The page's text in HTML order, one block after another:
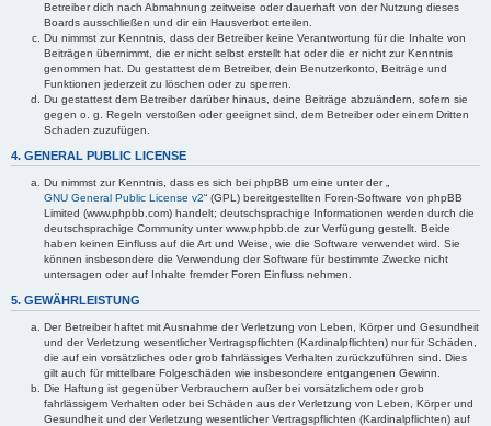
Betreiber dich nach Abmahnung zeitweise oder dauerhaft von der Nutzung dieses
Boards ausschließen und dir ein Hausverbot erteilen.
Du nimmst zur Kenntnis, dass der Betreiber keine Verantwortung für die Inhalte von
Beiträgen übernimmt, die er nicht selbst erstellt hat oder die er nicht zur Kenntnis
genommen hat. Du gestattest dem Betreiber, dein Benutzerkonto, Beiträge und
Funktionen jederzeit zu löschen oder zu sperren.
Du gestattest dem Betreiber darüber hinaus, deine Beiträge abzuändern, sofern sie
gegen o. g. Regeln verstoßen oder geeignet sind, dem Betreiber oder einem Dritten
Schaden zuzufügen.
4. GENERAL PUBLIC LICENSE
Du nimmst zur Kenntnis, dass es sich bei phpBB um eine unter der „
GNU General Public License v2“ (GPL) bereitgestellten Foren-Software von phpBB
Limited (www.phpbb.com) handelt; deutschsprachige Informationen werden durch die
deutschsprachige Community unter www.phpbb.de zur Verfügung gestellt. Beide
haben keinen Einfluss auf die Art und Weise, wie die Software verwendet wird. Sie
können insbesondere die Verwendung der Software für bestimmte Zwecke nicht
untersagen oder auf Inhalte fremder Foren Einfluss nehmen.
5. GEWÄHRLEISTUNG
Der Betreiber haftet mit Ausnahme der Verletzung von Leben, Körper und Gesundheit
und der Verletzung wesentlicher Vertragspflichten (Kardinalpflichten) nur für Schäden,
die auf ein vorsätzliches oder grob fahrlässiges Verhalten zurückzuführen sind. Dies
gilt auch für mittelbare Folgeschäden wie insbesondere entgangenen Gewinn.
Die Haftung ist gegenüber Verbrauchern außer bei vorsätzlichem oder grob
fahrlässigem Verhalten oder bei Schäden aus der Verletzung von Leben, Körper und
Gesundheit und der Verletzung wesentlicher Vertragspflichten (Kardinalpflichten) auf